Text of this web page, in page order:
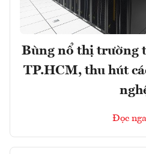
Bùng nổ thị trường
TP.HCM, thu hút
Đọc